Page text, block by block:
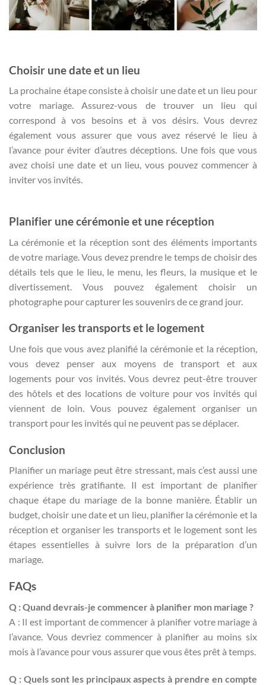
Choisir une date et un lieu
La prochaine étape consiste à choisir une date et un lieu pour
votre mariage. Assurez-vous de trouver un lieu qui
correspond à vos besoins et à vos désirs. Vous devrez
également vous assurer que vous avez réservé le lieu à
l’avance pour éviter d’autres déceptions. Une fois que vous
avez choisi une date et un lieu, vous pouvez commencer à
inviter vos invités.
Planifier une cérémonie et une réception
La cérémonie et la réception sont des éléments importants
de votre mariage. Vous devez prendre le temps de choisir des
détails tels que le lieu, le menu, les fleurs, la musique et le
divertissement. Vous pouvez également choisir un
photographe pour capturer les souvenirs de ce grand jour.
Organiser les transports et le logement
Une fois que vous avez planifié la cérémonie et la réception,
vous devez penser aux moyens de transport et aux
logements pour vos invités. Vous devrez peut-être trouver
des hôtels et des locations de voiture pour vos invités qui
viennent de loin. Vous pouvez également organiser un
transport pour les invités qui ne peuvent pas se déplacer.
Conclusion
Planifier un mariage peut être stressant, mais c’est aussi une
expérience très gratifiante. Il est important de planifier
chaque étape du mariage de la bonne manière. Établir un
budget, choisir une date et un lieu, planifier la cérémonie et la
réception et organiser les transports et le logement sont les
étapes essentielles à suivre lors de la préparation d’un
mariage.
FAQs
Q : Quand devrais-je commencer à planifier mon mariage ?
A : Il est important de commencer à planifier votre mariage à
l’avance. Vous devriez commencer à planifier au moins six
mois à l’avance pour vous assurer que vous êtes prêt à temps.
Q : Quels sont les principaux aspects à prendre en compte